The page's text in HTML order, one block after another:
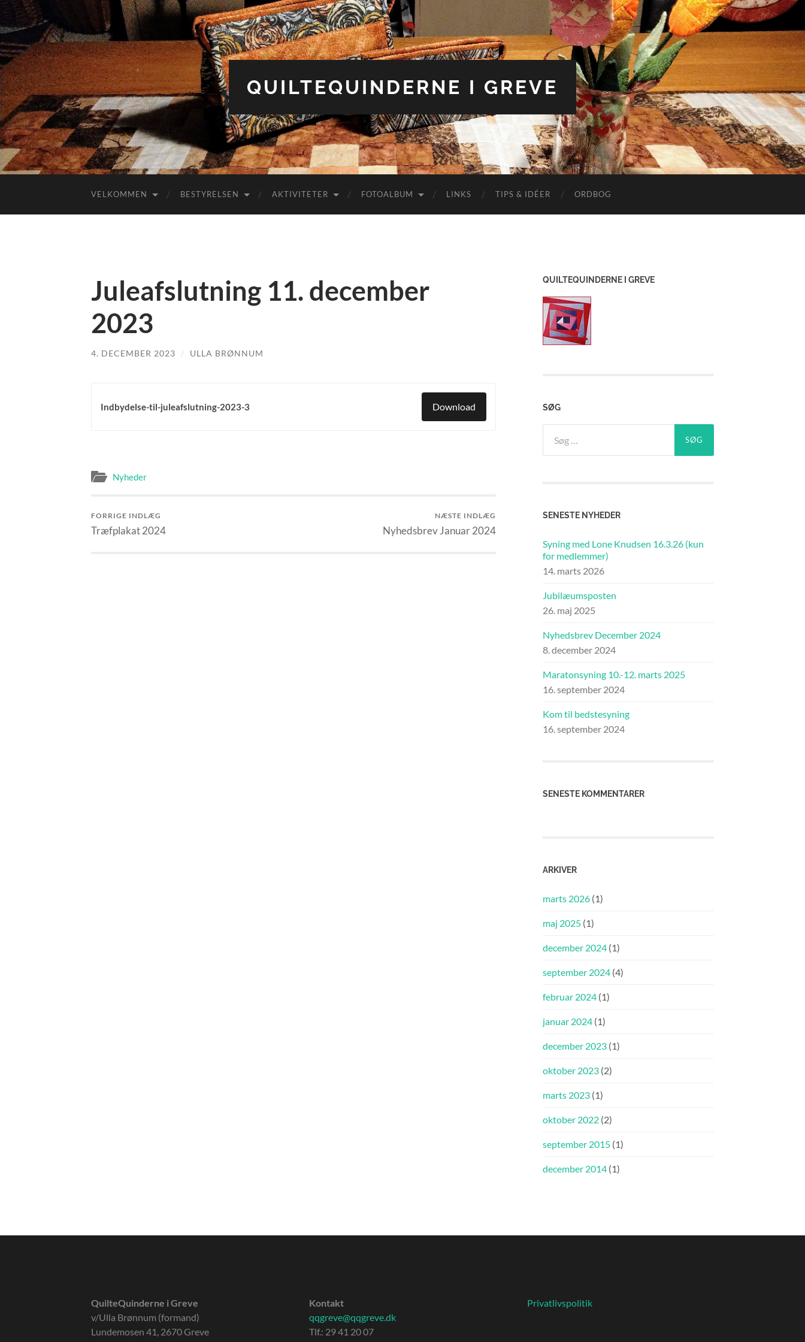
QUILTEQUINDERNE I GREVE
VELKOMMEN BESTYRELSEN AKTIVITETER FOTOALBUM LINKS TIPS & IDÉER ORDBOG
Juleafslutning 11. december
2023
4. DECEMBER 2023 / ULLA BRØNNUM
Indbydelse-til-juleafslutning-2023-3 Download
Nyheder
FORRIGE INDLÆG
Træfplakat 2024
NÆSTE INDLÆG
Nyhedsbrev Januar 2024
QUILTEQUINDERNE I GREVE
SØG
efter:
SENESTE NYHEDER
Syning med Lone Knudsen 16.3.26 (kun
for medlemmer)
14. marts 2026
Jubilæumsposten
26. maj 2025
Nyhedsbrev December 2024
8. december 2024
Maratonsyning 10.-12. marts 2025
16. september 2024
Kom til bedstesyning
16. september 2024
SENESTE KOMMENTARER
ARKIVER
marts 2026 (1)
maj 2025 (1)
december 2024 (1)
september 2024 (4)
februar 2024 (1)
januar 2024 (1)
december 2023 (1)
oktober 2023 (2)
marts 2023 (1)
oktober 2022 (2)
september 2015 (1)
december 2014 (1)
QuilteQuinderne i Greve
v/Ulla Brønnum (formand)
Lundemosen 41, 2670 Greve
Kontakt
qqgreve@qqgreve.dk
Tlf.: 29 41 20 07
Privatlivspolitik